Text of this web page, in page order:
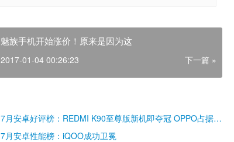
魅族手机开始涨价！原来是因为这
2017-01-04 00:26:23 下一篇 »
7月安卓好评榜：REDMI K90至尊版新机即夺冠 OPPO占据半
壁江山
7月安卓性能榜：iQOO成功卫冕